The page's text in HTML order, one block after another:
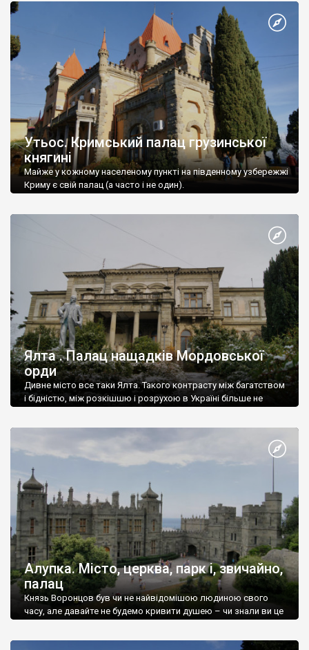
Утьос. Кримський палац грузинської
княгині
Майже у кожному населеному пункті на південному узбережжі
Криму є свій палац (а часто і не один).
Ялта . Палац нащадків Мордовської
орди
Дивне місто все таки Ялта. Такого контрасту між багатством
і бідністю, між розкішшю і розрухою в Україні більше не
Алупка. Місто, церква, парк і, звичайно,
палац
Князь Воронцов був чи не найвідомішою людиною свого
часу, але давайте не будемо кривити душею – чи знали ви це